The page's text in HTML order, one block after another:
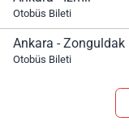
Otobüs Bileti
Ankara - Zonguldak
Otobüs Bileti